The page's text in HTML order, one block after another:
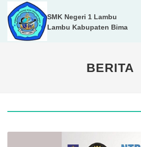
SMK Negeri 1 Lambu
Lambu Kabupaten Bima
BERITA